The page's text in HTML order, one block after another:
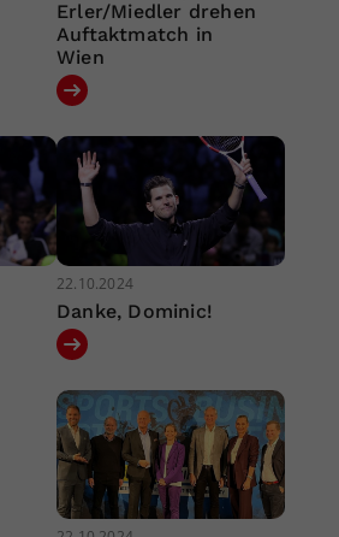
Erler/Miedler drehen
Auftaktmatch in
Wien
22.10.2024
Danke, Dominic!